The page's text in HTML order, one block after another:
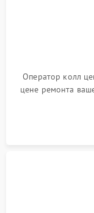
Оператор колл
цене ремонта